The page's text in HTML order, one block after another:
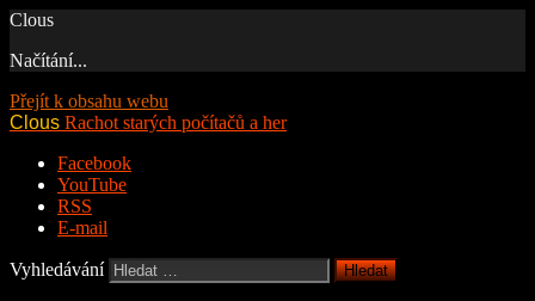
Clous
Načítání...
Přejít k obsahu webu
Clous Rachot starých počítačů a her
Facebook
YouTube
RSS
E-mail
Vyhledávání